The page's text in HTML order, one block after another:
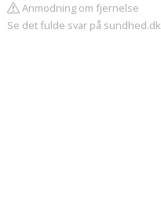
Anmodning om fjernelse
Se det fulde svar på sundhed.dk